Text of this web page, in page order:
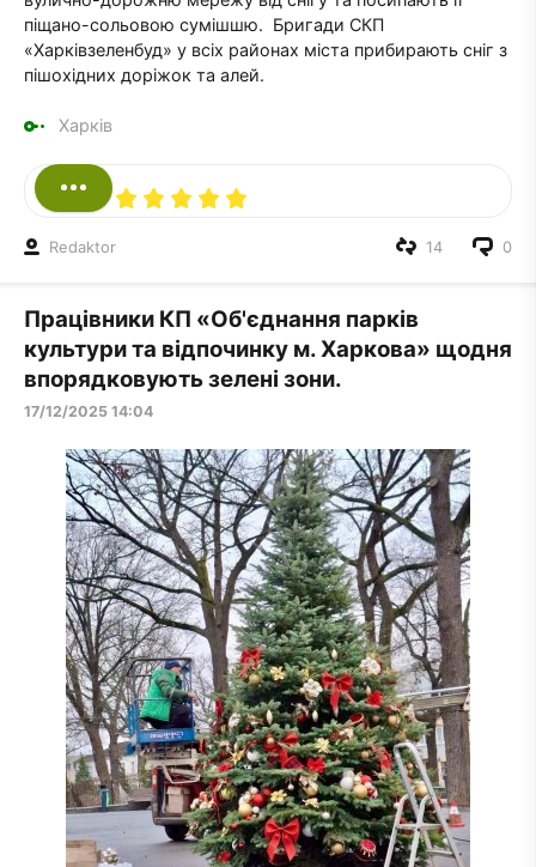
піщано-сольовою сумішшю. Бригади СКП
«Харківзеленбуд» у всіх районах міста прибирають сніг з
пішохідних доріжок та алей.
Харків
Redaktor 0
14
Працівники КП «Об'єднання парків
культури та відпочинку м. Харкова» щодня
впорядковують зелені зони.
17/12/2025 14:04